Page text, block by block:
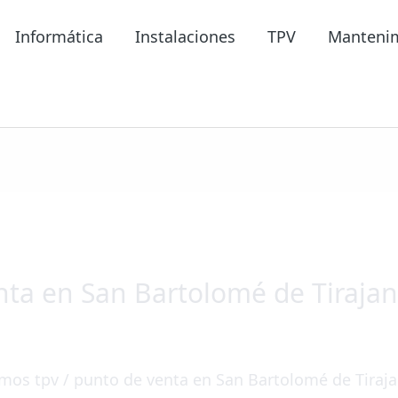
Informática Instalaciones TPV
en San Bartolomé de
tpv / punto de venta en San Bartolomé de